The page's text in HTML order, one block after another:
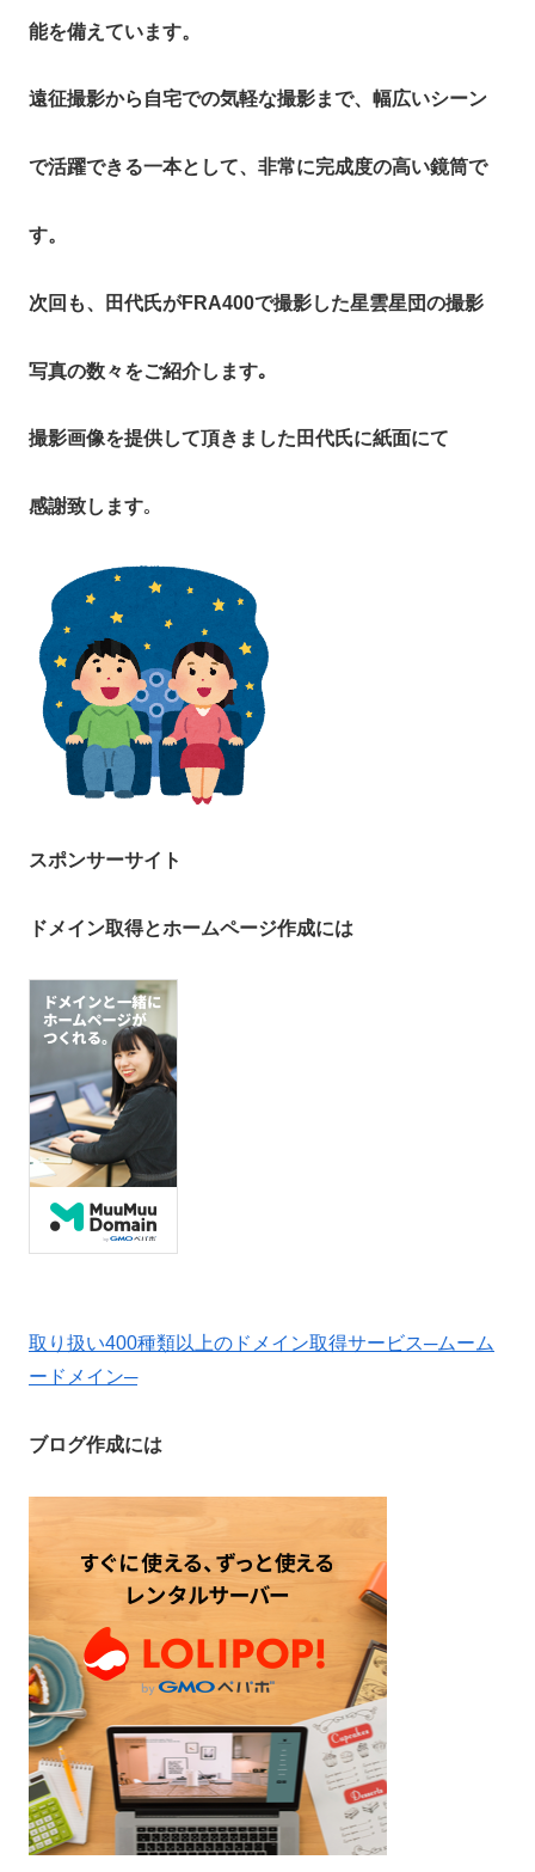
能を備えています。
遠征撮影から自宅での気軽な撮影まで、幅広いシーン
で活躍できる一本として、非常に完成度の高い鏡筒で
す。
次回も、田代氏がFRA400で撮影した星雲星団の撮影
写真の数々をご紹介します｡
撮影画像を提供して頂きました田代氏に紙面にて
感謝致します｡
スポンサーサイト
ドメイン取得とホームページ作成には
取り扱い400種類以上のドメイン取得サービス─ムーム
ードメイン─
ブログ作成には